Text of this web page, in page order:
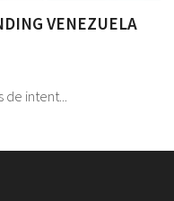
VENEZUELA
de intent...